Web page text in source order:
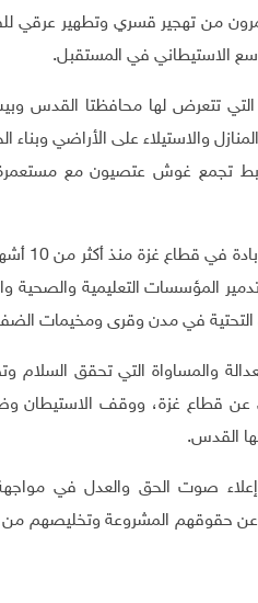
من تهجير قسري وتطهير عرقي
الاستيطاني في المستقبل.
التي تتعرض لها محافظتا القدس
والاستيلاء على الأراضي وبناء
تجمع غوش عتصيون مع
وحذرت
المؤسسات التعليمية والصحية
التحتية في مدن وقرى ومخيمات
والمساواة التي تحقق السلام
عن قطاع غزة، ووقف الاستيطان
القدس.
إعلاء صوت الحق والعدل في
حقوقهم المشروعة وتخليصهم من